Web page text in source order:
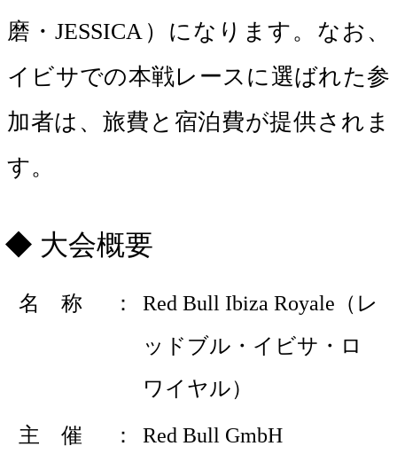
磨・JESSICA）になります。なお、
イビサでの本戦レースに選ばれた参
加者は、旅費と宿泊費が提供されま
す。
大会概要
名 称
Red Bull Ibiza Royale（レ
ッドブル・イビサ・ロ
ワイヤル）
主 催 Red Bull GmbH